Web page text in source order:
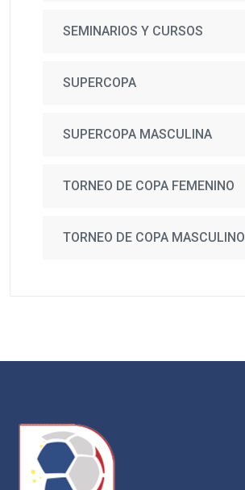
SEMINARIOS Y CURSOS
SUPERCOPA
SUPERCOPA MASCULINA
TORNEO DE COPA FEMENINO
TORNEO DE COPA MASCULINO